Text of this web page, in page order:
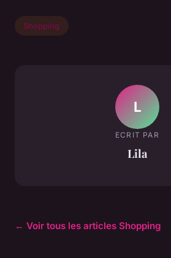
Shopping
L
ECRIT PAR
Lila
← Voir tous les articles Shopping